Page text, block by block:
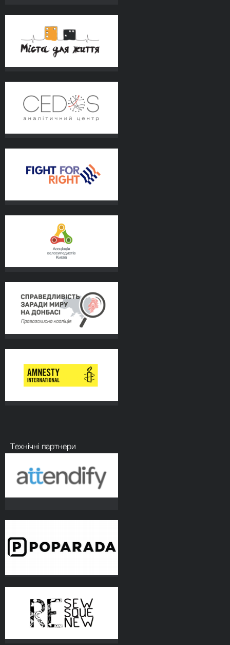
Технічні партнери